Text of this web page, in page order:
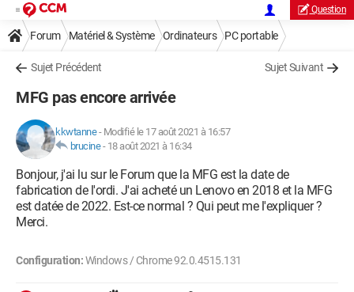
Question
Forum Matériel & Système Ordinateurs PC portable
Sujet Précédent Sujet Suivant
MFG pas encore arrivée
kkwtanne- Modifié le 17 août 2021 à 16:57
brucine- 18 août 2021 à 16:34
Bonjour, j'ai lu sur le Forum que la MFG est la date de
fabrication de l'ordi. J'ai acheté un Lenovo en 2018 et la MFG
est datée de 2022. Est-ce normal ? Qui peut me l'expliquer ?
Merci.
Configuration:Windows / Chrome 92.0.4515.131